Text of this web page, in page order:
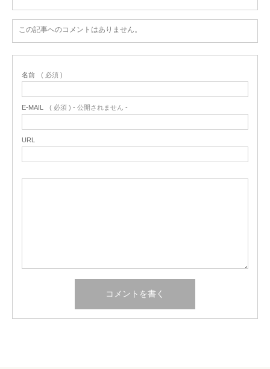
この記事へのコメントはありません。
名前 ( 必須 )
E-MAIL ( 必須 ) - 公開されません -
URL